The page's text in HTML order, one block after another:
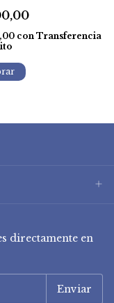
con Transferencia
directamente en